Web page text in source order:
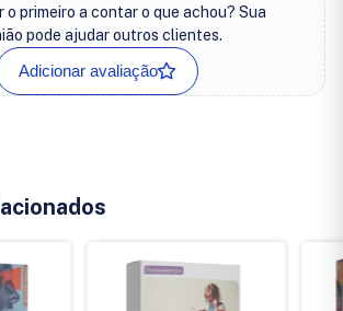
o primeiro a contar o que achou? Sua
pode ajudar outros clientes.
Adicionar avaliação